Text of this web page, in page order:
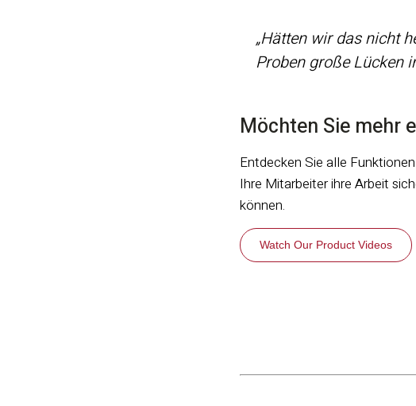
„Hätten wir das nicht
Proben große Lücken
Möchten Sie mehr
Entdecken Sie alle
Ihre Mitarbeiter ihre Arbeit
können.
Watch Our Product Videos